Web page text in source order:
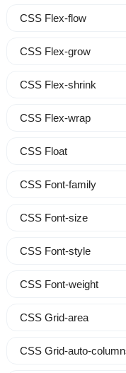
CSS Flex-flow
CSS Flex-grow
CSS Flex-shrink
CSS Flex-wrap
CSS Float
CSS Font-family
CSS Font-size
CSS Font-style
CSS Font-weight
CSS Grid-area
CSS Grid-auto-